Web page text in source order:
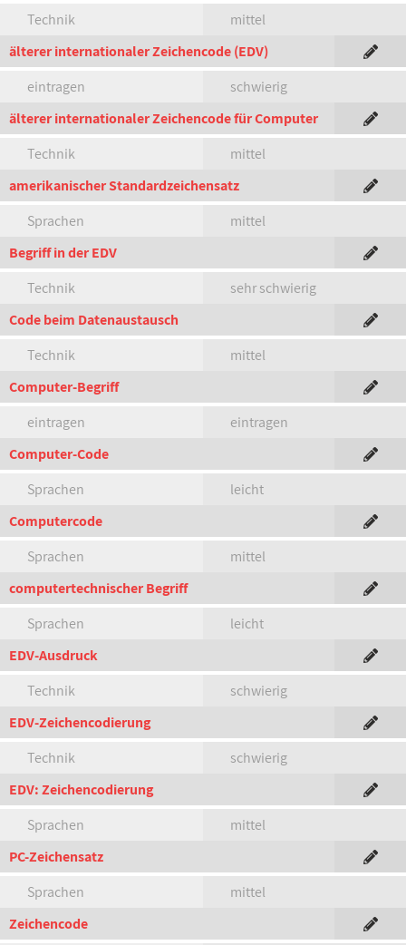
Technik
mittel
älterer internationaler Zeichencode (EDV)
eintragen
schwierig
älterer internationaler Zeichencode für Computer
Technik
mittel
amerikanischer Standardzeichensatz
Sprachen
mittel
Begriff in der EDV
Technik
sehr schwierig
Code beim Datenaustausch
Technik
mittel
Computer-Begriff
eintragen
eintragen
Computer-Code
Sprachen
leicht
Computercode
Sprachen
mittel
computertechnischer Begriff
Sprachen
leicht
EDV-Ausdruck
Technik
schwierig
EDV-Zeichencodierung
Technik
schwierig
EDV: Zeichencodierung
Sprachen
mittel
PC-Zeichensatz
Sprachen
mittel
Zeichencode